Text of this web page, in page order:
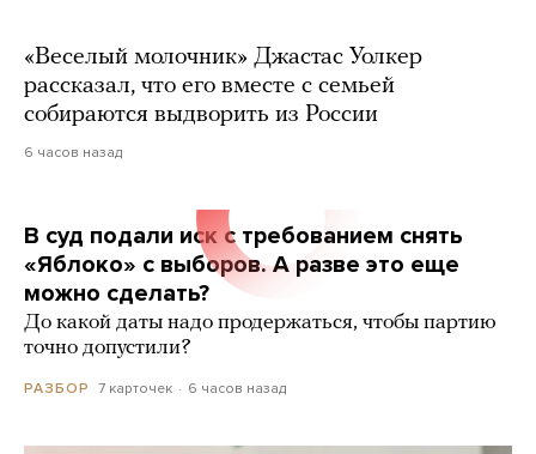
«Веселый молочник» Джастас Уолкер
рассказал, что его вместе с семьей
собираются выдворить из России
6 часов назад
В суд подали иск с требованием снять
«Яблоко» с выборов. А разве это еще
можно сделать?
До какой даты надо продержаться, чтобы партию
точно допустили?
РАЗБОР 7 карточек 6 часов назад